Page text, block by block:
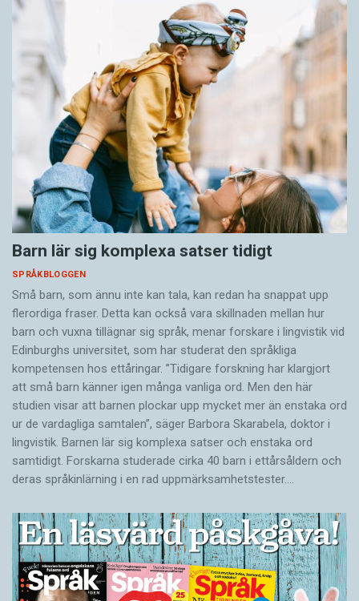
Barn lär sig komplexa satser tidigt
SPRÅKBLOGGEN
Små barn, som ännu inte kan tala, kan redan ha snappat upp
flerordiga fraser. Detta kan också vara skillnaden mellan hur
barn och vuxna tillägnar sig språk, menar forskare i lingvistik vid
Edinburghs universitet, som har studerat den språkliga
kompetensen hos ettåringar. ”Tidigare forskning har klargjort
att små barn känner igen många vanliga ord. Men den här
studien visar att barnen plockar upp mycket mer än enstaka ord
ur de vardagliga samtalen”, säger Barbora Skarabela, doktor i
lingvistik. Barnen lär sig komplexa satser och enstaka ord
samtidigt. Forskarna studerade cirka 40 barn i ettårsåldern och
deras språkinlärning i en rad uppmärksamhetstester.…